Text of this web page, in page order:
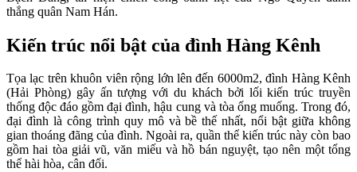
thắng quân Nam Hán.
Kiến trúc nổi bật của đình Hàng Kênh
Tọa lạc trên khuôn viên rộng lớn lên đến 6000m2, đình Hàng Kênh
(Hải Phòng) gây ấn tượng với du khách bởi lối kiến trúc truyền
thống độc đáo gồm đại đình, hậu cung và tòa ống muống. Trong đó,
đại đình là công trình quy mô và bề thế nhất, nổi bật giữa không
gian thoáng đãng của đình. Ngoài ra, quần thể kiến trúc này còn bao
gồm hai tòa giải vũ, văn miếu và hồ bán nguyệt, tạo nên một tổng
thể hài hòa, cân đối.